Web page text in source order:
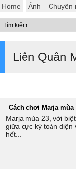
Home Ảnh – Chuyên
Liên Quân
Cách chơi Marja
Marja mùa 23, với
giữa cực kỳ toàn diện
hết...